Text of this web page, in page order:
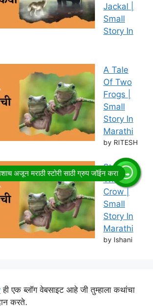
Jackal |
Small
Story In
A Tale
Of Two
Frogs |
Small
Story In
Marathi
by RITESH
Story of
Thirsty
Crow |
Small
Story In
Marathi
by Ishani
ही एक ब्लॉग वेबसाइट आहे जी तुम्हाला कथांचा
करते.